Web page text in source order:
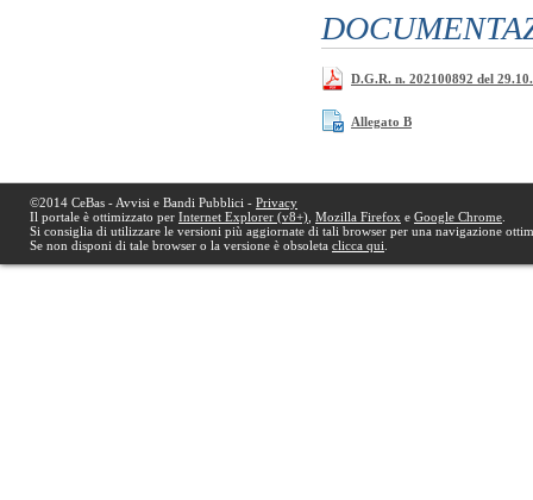
D.G.R. n. 202100892 del
Allegato B
©2014 CeBas - Avvisi e Bandi Pubblici - Privacy
Il portale è ottimizzato per Internet Explorer (v8+) Mozilla Firefox e Google Chrome
Si consiglia di utilizzare le versioni più aggiornate di tali browser per una navigazione
Se non disponi di tale browser o la versione è obsoleta clicca qui